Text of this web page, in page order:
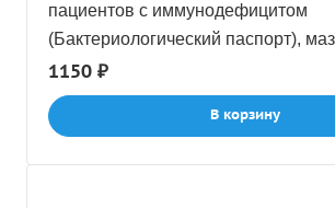
пациентов с иммунодефицитом
(Бактериологический паспорт),
1150 ₽
В корзину